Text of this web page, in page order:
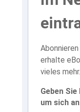
erhalte
vieles mehr.
Geben
um sich